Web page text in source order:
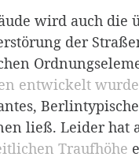
wird auch die
der
entwickelt wurde
ließ. Leider hat
Traufhöhe